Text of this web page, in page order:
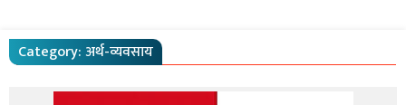
Category: अर्थ-व्यवसाय